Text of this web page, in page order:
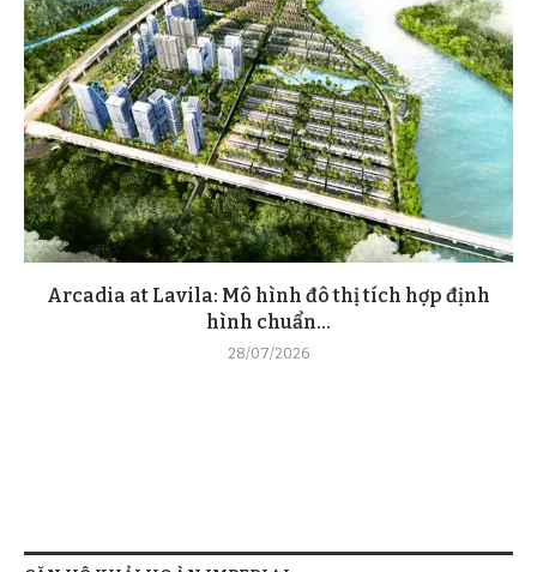
Arcadia at Lavila: Mô hình đô thị tích hợp định
hình chuẩn...
28/07/2026